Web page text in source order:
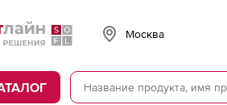
Москва